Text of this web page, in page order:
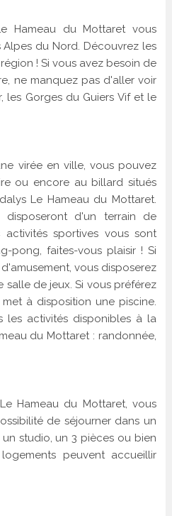
Hameau du Mottaret vous
du Nord. Découvrez les
! Si vous avez besoin de
ne manquez pas d'aller voir
les Gorges du Guiers Vif et le
virée en ville, vous pouvez
ou encore au billard situés
Le Hameau du Mottaret.
disposeront d'un terrain de
activités sportives vous sont
pong, faites-vous plaisir ! Si
vous disposerez
salle de jeux. Si vous préférez
à disposition une piscine.
les activités disponibles à la
du Mottaret : randonnée,
Hameau du Mottaret, vous
de séjourner dans un
studio, un 3 pièces ou bien
peuvent accueillir